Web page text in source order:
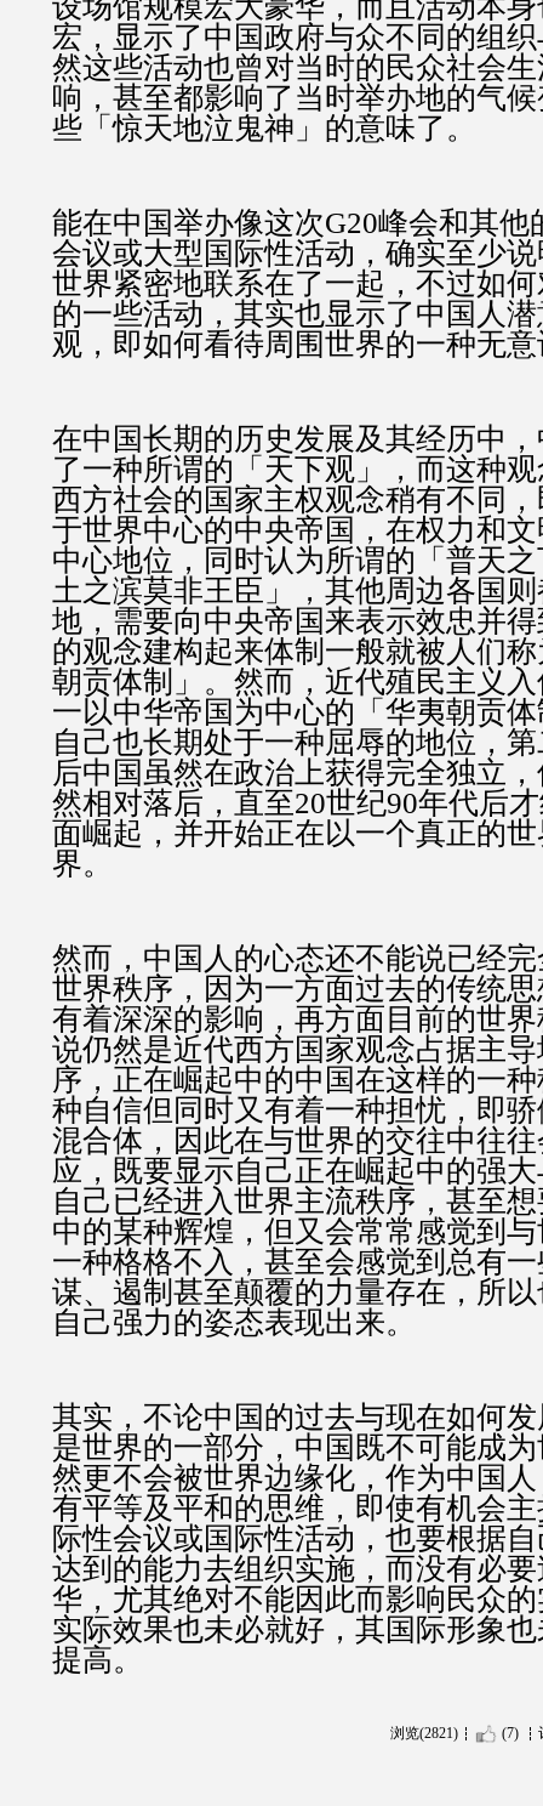
设场馆规模宏大豪华，而且活动本
宏，显示了中国政府与众不同的组
然这些活动也曾对当时的民众社会
响，甚至都影响了当时举办地的气
些「惊天地泣鬼神」的意味了。
能在中国举办像这次G20峰会和其他
会议或大型国际性活动，确实至少
世界紧密地联系在了一起，不过如
的一些活动，其实也显示了中国人
观，即如何看待周围世界的一种无
在中国长期的历史发展及其经历中
了一种所谓的「天下观」，而这种
西方社会的国家主权观念稍有不同
于世界中心的中央帝国，在权力和
中心地位，同时认为所谓的「普天
土之滨莫非王臣」，其他周边各国
地，需要向中央帝国来表示效忠并
的观念建构起来体制一般就被人们
朝贡体制」。然而，近代殖民主义
一以中华帝国为中心的「华夷朝贡
自己也长期处于一种屈辱的地位，
后中国虽然在政治上获得完全独立
然相对落后，直至20世纪90年代后
面崛起，并开始正在以一个真正的
界。
然而，中国人的心态还不能说已经
世界秩序，因为一方面过去的传统
有着深深的影响，再方面目前的世
说仍然是近代西方国家观念占据主
序，正在崛起中的中国在这样的一
种自信但同时又有着一种担忧，即
混合体，因此在与世界的交往中往
应，既要显示自己正在崛起中的强
自己已经进入世界主流秩序，甚至
中的某种辉煌，但又会常常感觉到
一种格格不入，甚至会感觉到总有
谋、遏制甚至颠覆的力量存在，所
自己强力的姿态表现出来。
其实，不论中国的过去与现在如何
是世界的一部分，中国既不可能成
然更不会被世界边缘化，作为中国
有平等及平和的思维，即使有机会
际性会议或国际性活动，也要根据
达到的能力去组织实施，而没有必
华，尤其绝对不能因此而影响民众
实际效果也未必就好，其国际形象
提高。
浏览(2821) (7)